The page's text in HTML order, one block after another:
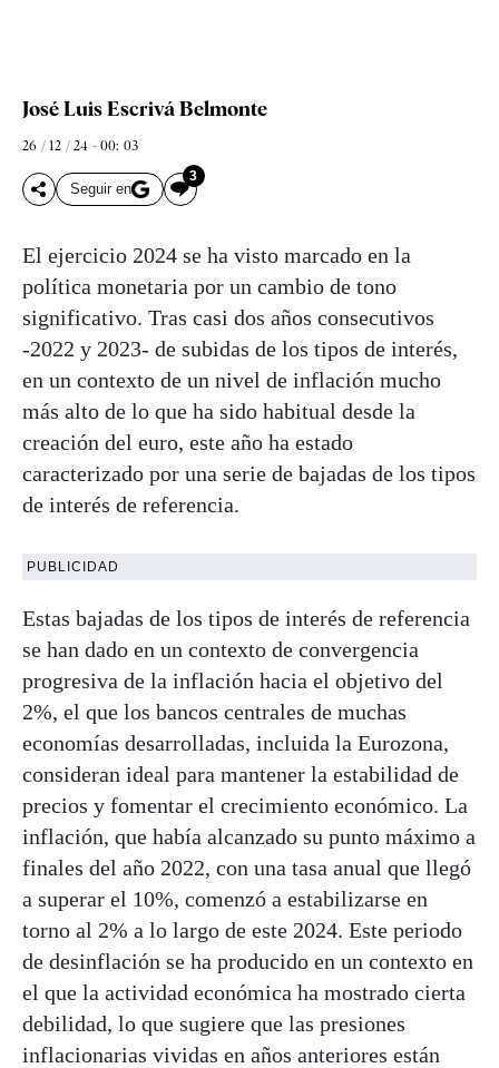
José Luis Escrivá Belmonte
26 / 12 / 24 - 00: 03
Seguir en
3
El ejercicio 2024 se ha visto marcado en la
política monetaria por un cambio de tono
significativo. Tras casi dos años consecutivos
-2022 y 2023- de subidas de los tipos de interés,
en un contexto de un nivel de inflación mucho
más alto de lo que ha sido habitual desde la
creación del euro, este año ha estado
caracterizado por una serie de bajadas de los tipos
de interés de referencia.
PUBLICIDAD
Estas bajadas de los tipos de interés de referencia
se han dado en un contexto de convergencia
progresiva de la inflación hacia el objetivo del
2%, el que los bancos centrales de muchas
economías desarrolladas, incluida la Eurozona,
consideran ideal para mantener la estabilidad de
precios y fomentar el crecimiento económico. La
inflación, que había alcanzado su punto máximo a
finales del año 2022, con una tasa anual que llegó
a superar el 10%, comenzó a estabilizarse en
torno al 2% a lo largo de este 2024. Este periodo
de desinflación se ha producido en un contexto en
el que la actividad económica ha mostrado cierta
debilidad, lo que sugiere que las presiones
inflacionarias vividas en años anteriores están